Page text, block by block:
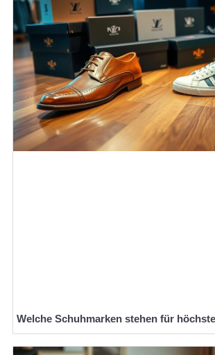
Welche Schuhmarken stehen für